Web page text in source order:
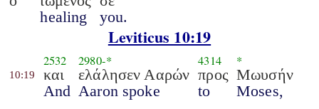
healing
you.
Leviticus 10:19
10:19
2532
και
And
2980-*
ελάλησεν Ααρών
Aaron spoke
4314
προς
to
*
Μωυσήν
Moses,